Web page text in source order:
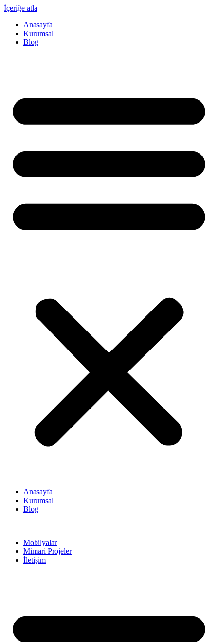
İçeriğe atla
Anasayfa
Kurumsal
Blog
Anasayfa
Kurumsal
Blog
Mobilyalar
Mimari Projeler
İletişim